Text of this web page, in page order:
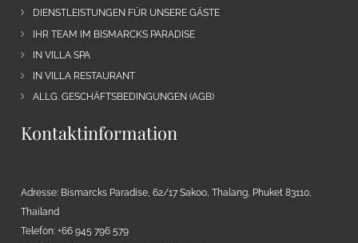
DIENSTLEISTUNGEN FÜR UNSERE GÄSTE
IHR TEAM IM BISMARCKS PARADISE
IN VILLA SPA
IN VILLA RESTAURANT
ALLG. GESCHÄFTSBEDINGUNGEN (AGB)
Kontaktinformation
Adresse: Bismarcks Paradise, 62/17 Sakoo, Thalang, Phuket 83110,
Thailand
Telefon: +66 945 796 579